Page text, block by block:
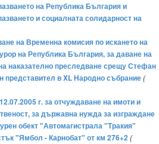
на Република България и
и социалната солидарност на
на Временна комисия по искането на
на Република България, за даване на
наказателно преследване срещу Стефан
представител в XL Народно събрание(
г. за отчуждаване на имоти и
за държавна нужда за изграждане
обект "Автомагистрала "Тракия"
"Ямбол - Карнобат" от км 276+2 (